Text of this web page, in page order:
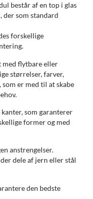
består af en top i glas
der som standard
forskellige
med flytbare eller
størrelser, farver,
er med til at skabe
som garanterer
former og med
anstrengelser.
dele af jern eller stål
den bedste